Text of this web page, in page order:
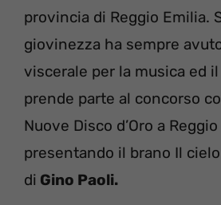
provincia di Reggio Emilia.
giovinezza ha sempre
viscerale per la musica ed il
prende parte al concorso
Nuove Disco d’Oro a
presentando il brano Il
di Gino Paoli.